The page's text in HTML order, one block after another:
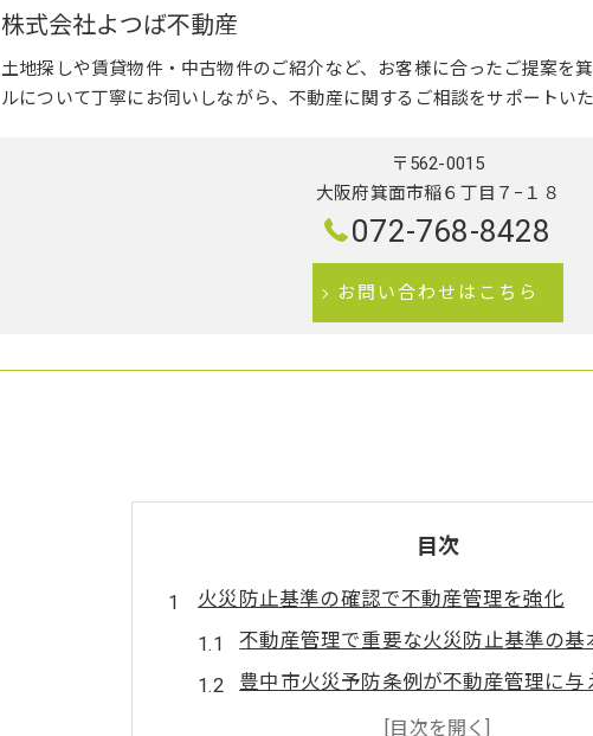
株式会社よつば不動産
土地探しや賃貸物件・中古物件のご紹介など、お客様に合ったご提案を
ルについて丁寧にお伺いしながら、不動産に関するご相談をサポートいた
〒562-0015
大阪府箕面市稲６丁目７−１８
072-768-8428
お問い合わせはこちら
目次
火災防止基準の確認で不動産管理を強化
不動産管理で重要な火災防止基準の基
豊中市火災予防条例が不動産管理に与
消防署立入検査と不動産物件の対応ポ